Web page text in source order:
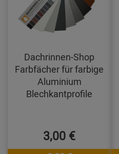
Dachrinnen-Shop
Farbfächer für farbige
Aluminium
Blechkantprofile
3,00 €